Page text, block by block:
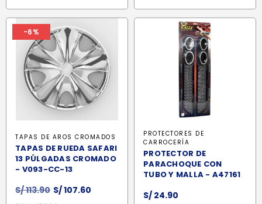
-6%
TAPAS DE AROS CROMADOS
TAPAS DE RUEDA SAFARI
13 PÚLGADAS CROMADO
- V093-CC-13
S/113.90 El
precio
S/107.60
PROTECTORES DE
CARROCERÍA
PROTECTOR DE
PARACHOQUE CON
TUBO Y MALLA - A47161
S/ 24.90